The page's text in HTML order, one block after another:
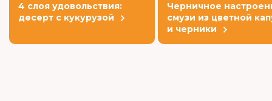
4 слоя удовольствия:
десерт с кукурузой
Черничное
смузи из цветной
и черники